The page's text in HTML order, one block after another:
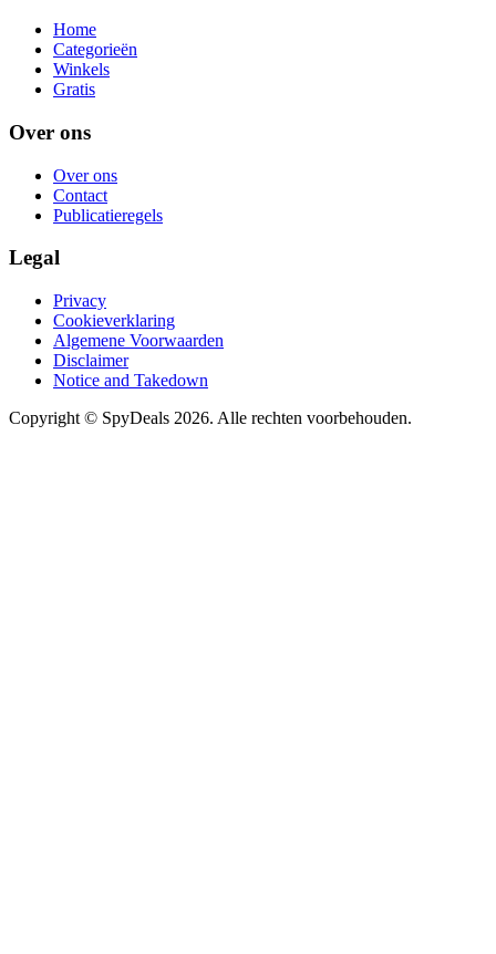
Home
Categorieën
Winkels
Gratis
Over ons
Over ons
Contact
Publicatieregels
Legal
Privacy
Cookieverklaring
Algemene Voorwaarden
Disclaimer
Notice and Takedown
Copyright © SpyDeals 2026. Alle rechten voorbehouden.